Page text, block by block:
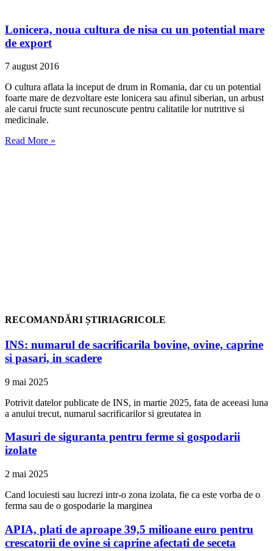
Lonicera, noua cultura de nisa cu un potential mare
de export
7 august 2016
O cultura aflata la inceput de drum in Romania, dar cu un potential
foarte mare de dezvoltare este lonicera sau afinul siberian, un arbust
ale carui fructe sunt recunoscute pentru calitatile lor nutritive si
medicinale.
Read More »
RECOMANDĂRI ȘTIRIAGRICOLE
INS: numarul de sacrificarila bovine, ovine, caprine
si pasari, in scadere
9 mai 2025
Potrivit datelor publicate de INS, in martie 2025, fata de aceeasi luna
a anului trecut, numarul sacrificarilor si greutatea in
Masuri de siguranta pentru ferme si gospodarii
izolate
2 mai 2025
Cand locuiesti sau lucrezi intr-o zona izolata, fie ca este vorba de o
ferma sau de o gospodarie la marginea
APIA, plati de aproape 39,5 milioane euro pentru
crescatorii de ovine si caprine afectati de seceta